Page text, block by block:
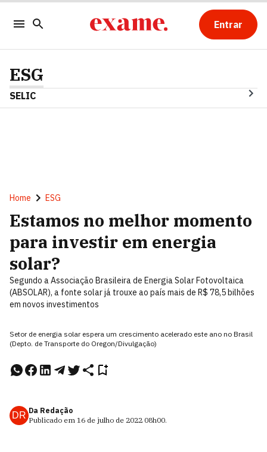
Entrar
ESG
SELIC
Home ESG
Estamos no melhor momento
para investir em energia
solar?
Segundo a Associação Brasileira de Energia Solar Fotovoltaica
(ABSOLAR), a fonte solar já trouxe ao país mais de R$ 78,5 bilhões
em novos investimentos
Setor de energia solar espera um crescimento acelerado este ano no Brasil
(Depto. de Transporte do Oregon/Divulgação)
DR Da Redação
Publicado em 16 de julho de 2022 08h00.